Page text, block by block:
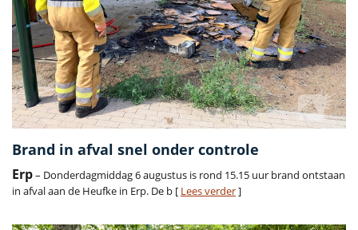
Brand in afval snel onder controle
Erp– Donderdagmiddag 6 augustus is rond 15.15 uur brand ontstaan
in afval aan de Heufke in Erp. De b [ Lees verder]